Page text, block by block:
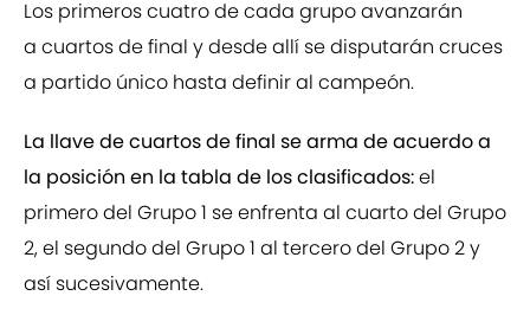
Los primeros cuatro de cada grupo avanzarán
a cuartos de final y desde allí se disputarán cruces
a partido único hasta definir al campeón.
La llave de cuartos de final se arma de acuerdo a
la posición en la tabla de los clasificados:el
primero del Grupo 1 se enfrenta al cuarto del Grupo
2, el segundo del Grupo 1 al tercero del Grupo 2 y
así sucesivamente.